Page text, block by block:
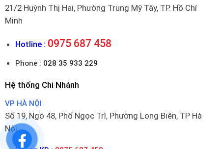
21/2 Huỳnh Thị Hai, Phường Trung Mỹ Tây, TP. Hồ Chí
Minh
Hotline : 0975 687 458
Phone : 028 35 933 229
Hệ thống Chi Nhánh
VP HÀ NỘI
Số 19, Ngõ 48, Phố Ngọc Trì, Phường Long Biên, TP Hà
Nội